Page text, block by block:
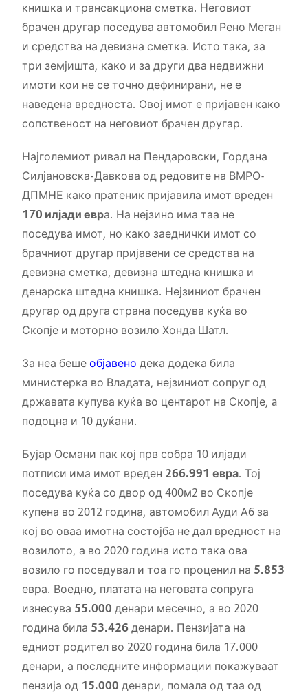
книшка и трансакциона сметка. Неговиот
брачен другар поседува автомобил Рено Меган
и средства на девизна сметка. Исто така, за
три земјишта, како и за други два недвижни
имоти кои не се точно дефинирани, не е
наведена вредноста. Овој имот е пријавен како
сопственост на неговиот брачен другар.
Најголемиот ривал на Пендаровски, Гордана
Силјановска-Давкова од редовите на ВМРО-
ДПМНЕ како пратеник пријавила имот вреден
170 илјади евра. На нејзино има таа не
поседува имот, но како заеднички имот со
брачниот другар пријавени се средства на
девизна сметка, девизна штедна книшка и
денарска штедна книшка. Нејзиниот брачен
другар од друга страна поседува куќа во
Скопје и моторно возило Хонда Шатл.
За неа беше објавено дека додека била
министерка во Владата, нејзиниот сопруг од
државата купува куќа во центарот на Скопје, a
подоцна и 10 дуќани.
Бујар Османи пак кој прв собра 10 илјади
потписи има имот вреден 266.991 евра. Тој
поседува куќа со двор од 400м2 во Скопје
купена во 2012 година, автомобил Ауди А6 за
кој во оваа имотна состојба не дал вредност на
возилото, а во 2020 година исто така ова
возило го поседувал и тоа го проценил на 5.853
евра. Воедно, платата на неговата сопруга
изнесува 55.000 денари месечно, а во 2020
година била 53.426 денари. Пензијата на
едниот родител во 2020 година била 17.000
денари, а последните информации покажуваат
пензија од 15.000 денари, помала од таа од